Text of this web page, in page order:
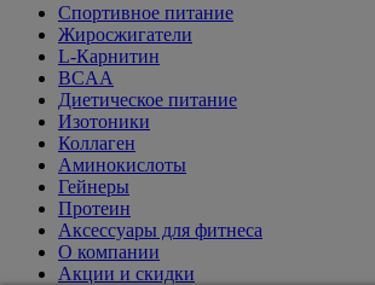
Спортивное питание
Жиросжигатели
L-Карнитин
BCAA
Диетическое питание
Изотоники
Коллаген
Аминокислоты
Гейнеры
Протеин
Аксессуары для фитнеса
О компании
Акции и скидки